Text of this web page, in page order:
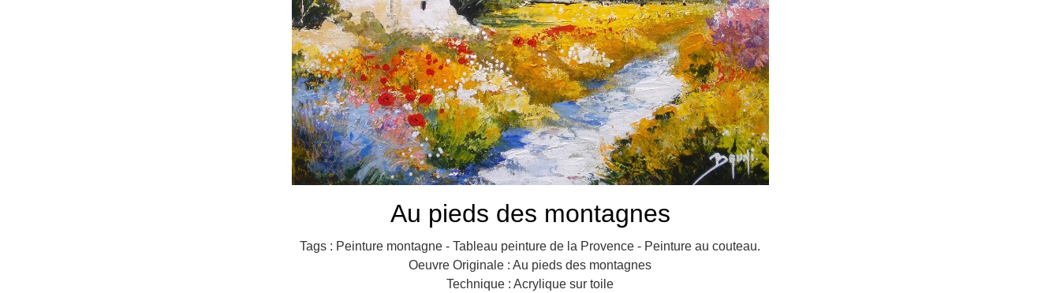
Au pieds des montagnes
Tags : Peinture montagne - Tableau peinture de la Provence - Peinture au couteau.
Oeuvre Originale : Au pieds des montagnes
Technique : Acrylique sur toile